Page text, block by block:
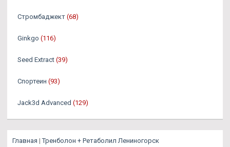
Стромбаджект (68)
Ginkgo (116)
Seed Extract (39)
Спортеин (93)
Jack3d Advanced (129)
Главная |Тренболон + Ретаболил Лениногорск